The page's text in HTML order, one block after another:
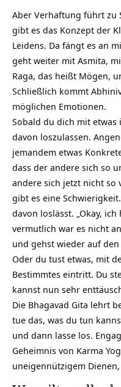
Aber Verhaftung führt zu
gibt es das Konzept der
Leidens. Da fängt es an
geht weiter mit Asmita,
Raga, das heißt Mögen,
Schließlich kommt
möglichen Emotionen.
Sobald du dich mit etwas
davon loszulassen.
jemandem etwas
dass der andere sich so
andere sich jetzt nicht so
gibt es eine
davon loslässt. „Okay,
vermutlich war es nicht
und gehst wieder auf
Oder du tust etwas, mit
Bestimmtes eintritt. Du
kannst nun sehr
Die Bhagavad Gita lehrt
tue das, was du tun
und dann lasse los.
Geheimnis von Karma
uneigennützigem